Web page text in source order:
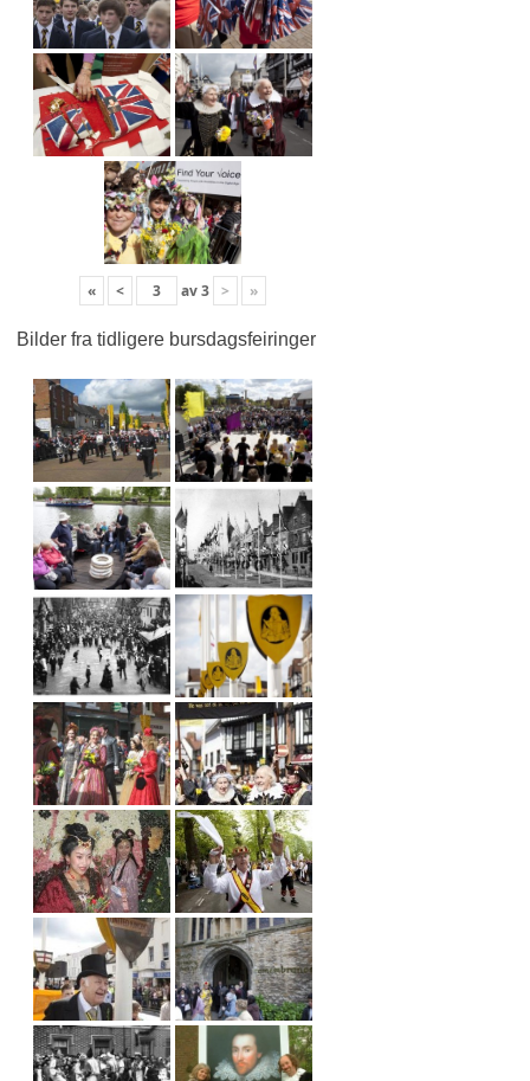
« < av3 > »
Bilder fra tidligere bursdagsfeiringer